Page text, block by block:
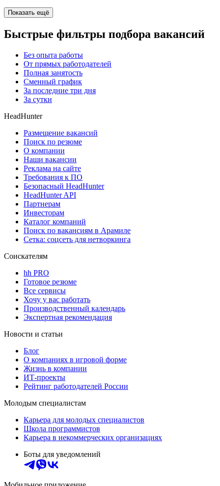
Показать ещё
Быстрые фильтры подбора вакансий
Без опыта работы
От прямых работодателей
Полная занятость
Сменный график
За последние три дня
За сутки
HeadHunter
Размещение вакансий
Поиск по резюме
О компании
Наши вакансии
Реклама на сайте
Требования к ПО
Безопасный HeadHunter
HeadHunter API
Партнерам
Инвесторам
Каталог компаний
Поиск по вакансиям в Арамиле
Сетка: соцсеть для нетворкинга
Соискателям
hh PRO
Готовое резюме
Все сервисы
Хочу у вас работать
Производственный календарь
Экспертная рекомендация
Новости и статьи
Блог
О компаниях в игровой форме
Жизнь в компании
ИТ-проекты
Рейтинг работодателей России
Молодым специалистам
Карьера для молодых специалистов
Школа программистов
Карьера в некоммерческих организациях
Боты для уведомлений